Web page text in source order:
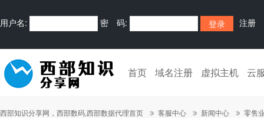
用户名: 密 码: 注册
首页 域名注册 虚拟主机 云
西部知识分享网，西部数码,西部数据代理首页 客服中心 新闻中心 零售